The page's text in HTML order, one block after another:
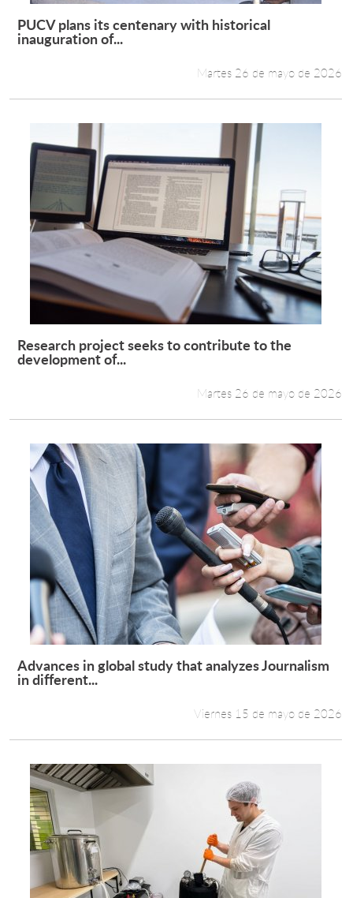
Leer más +
PUCV plans its centenary with historical
inauguration of...
Martes 26 de mayo de 2026
Leer más +
Research project seeks to contribute to the
development of...
Martes 26 de mayo de 2026
Leer más +
Advances in global study that analyzes Journalism
in different...
Viernes 15 de mayo de 2026